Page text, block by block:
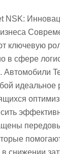
NSK:
ключевую
в сфере
Автомобили
снижении